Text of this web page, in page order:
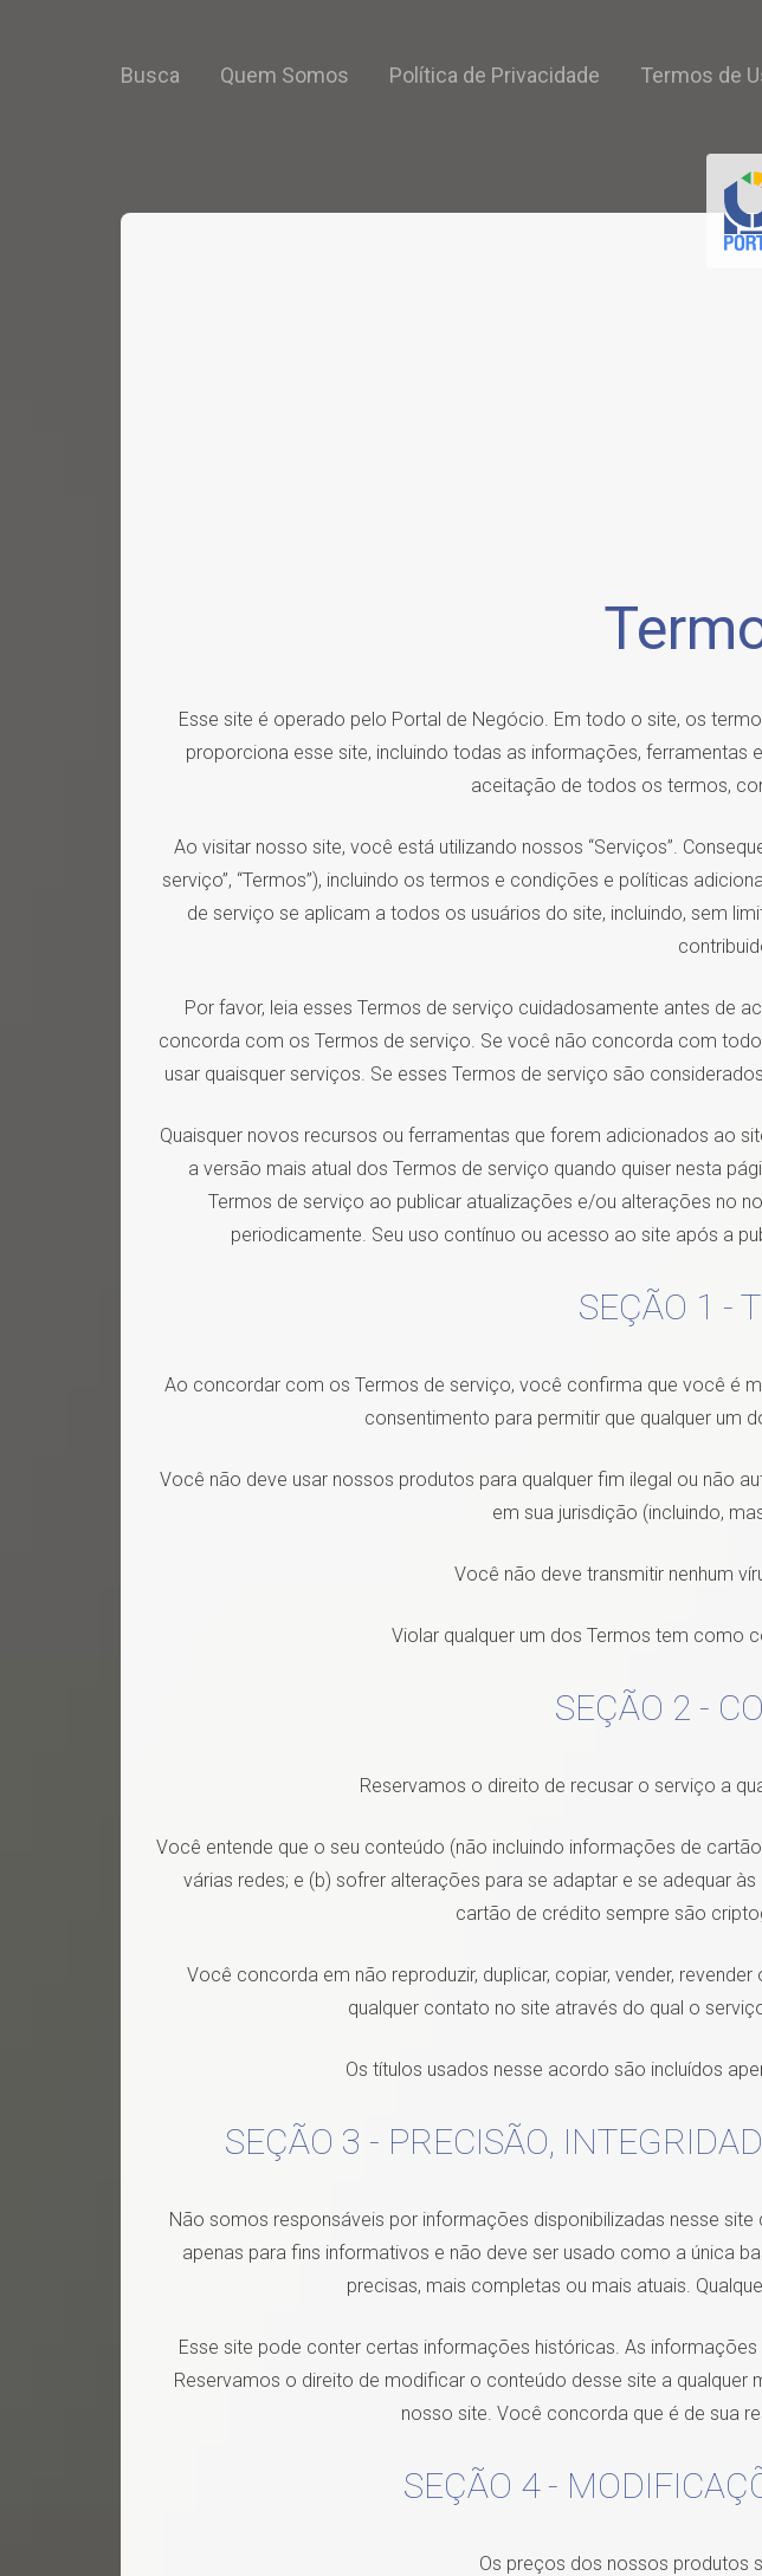
Busca Quem Somos Política de Privacidade Termos de
Esse site é operado pelo Portal de Negócio. Em todo o site, os
proporciona esse site, incluindo todas as informações,
aceitação de todos os termos,
Ao visitar nosso site, você está utilizando nossos “Serviços”.
serviço”, “Termos”), incluindo os termos e condições e políticas
de serviço se aplicam a todos os usuários do site, incluindo, sem
Por favor, leia esses Termos de serviço cuidadosamente antes de
concorda com os Termos de serviço. Se você não concorda com
usar quaisquer serviços. Se esses Termos de serviço são
Quaisquer novos recursos ou ferramentas que forem adicionados ao
a versão mais atual dos Termos de serviço quando quiser nesta
Termos de serviço ao publicar atualizações e/ou alterações no
periodicamente. Seu uso contínuo ou acesso ao site após a
SEÇÃO 1 -
Ao concordar com os Termos de serviço, você confirma que você é
consentimento para permitir que qualquer um
Você não deve usar nossos produtos para qualquer fim ilegal ou não
em sua jurisdição (incluindo,
Você não deve transmitir nenhum
Violar qualquer um dos Termos tem como
SEÇÃO 2 -
Reservamos o direito de recusar o serviço a
Você entende que o seu conteúdo (não incluindo informações de
várias redes; e (b) sofrer alterações para se adaptar e se adequar
cartão de crédito sempre são
Você concorda em não reproduzir, duplicar, copiar, vender,
qualquer contato no site através do qual o
Os títulos usados nesse acordo são incluídos
SEÇÃO 3 - PRECISÃO,
Não somos responsáveis por informações disponibilizadas nesse
apenas para fins informativos e não deve ser usado como a única
precisas, mais completas ou mais atuais.
Esse site pode conter certas informações históricas. As
Reservamos o direito de modificar o conteúdo desse site a
nosso site. Você concorda que é de sua
SEÇÃO 4 -
Os preços dos nossos produtos